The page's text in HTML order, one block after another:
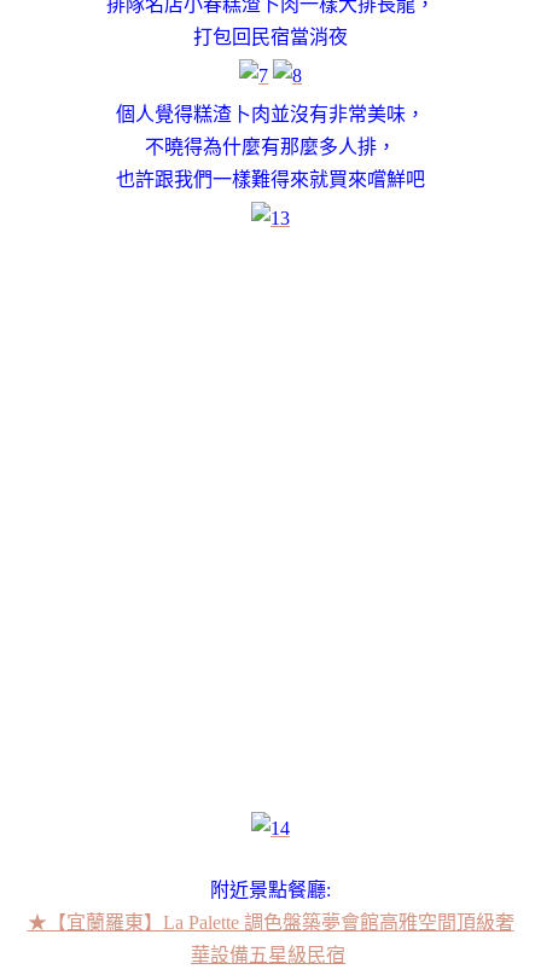
打包回民宿當消夜
個人覺得糕渣卜肉並沒有非常美味，
不曉得為什麼有那麼多人排，
也許跟我們一樣難得來就買來嚐鮮吧
附近景點餐廳:
★【宜蘭羅東】La Palette 調色盤築夢會館高雅空間頂級奢
華設備五星級民宿